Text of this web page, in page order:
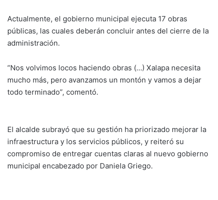
Actualmente, el gobierno municipal ejecuta 17 obras
públicas, las cuales deberán concluir antes del cierre de la
administración.
“Nos volvimos locos haciendo obras (…) Xalapa necesita
mucho más, pero avanzamos un montón y vamos a dejar
todo terminado”, comentó.
El alcalde subrayó que su gestión ha priorizado mejorar la
infraestructura y los servicios públicos, y reiteró su
compromiso de entregar cuentas claras al nuevo gobierno
municipal encabezado por Daniela Griego.